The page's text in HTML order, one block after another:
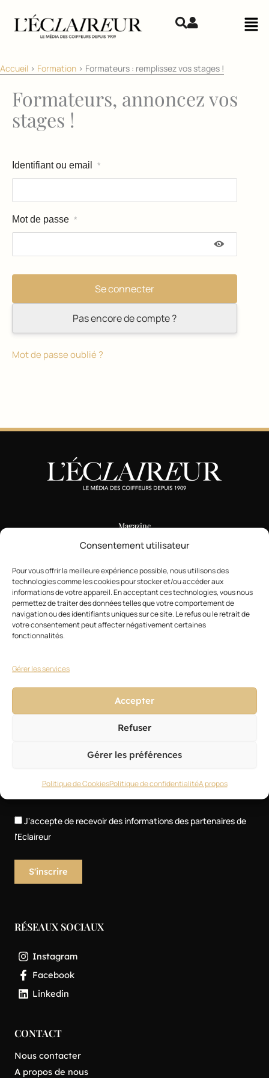
Consentement utilisateur
Pour vous offrir la meilleure expérience possible, nous utilisons des
technologies comme les cookies pour stocker et/ou accéder aux
informations de votre appareil. En acceptant ces technologies, vous nous
permettez de traiter des données telles que votre comportement de
navigation ou des identifiants uniques sur ce site. Le refus ou le retrait de
votre consentement peut affecter négativement certaines
fonctionnalités.
Gérer les services
Accepter
Refuser
Gérer les préférences
Politique de CookiesPolitique de confidentialitéA propos
Accueil > Formation > Formateurs : remplissez vos stages !
Formateurs, annoncez vos
stages !
Identifiant ou email *
Mot de passe *
Pas encore de compte ?
Mot de passe oublié ?
Magazine
Actualités
Style
Technique
Business
Petites annonces
J'accepte de recevoir des informations des partenaires de
l'Eclaireur
RÉSEAUX SOCIAUX
Instagram
Facebook
Linkedin
CONTACT
Nous contacter
A propos de nous